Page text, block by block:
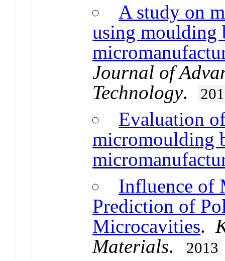
A study on
using moulding
Journal of
Technology.
Evaluation
micromoulding
Influence of
Prediction of
Microcavities.
Materials. 2013